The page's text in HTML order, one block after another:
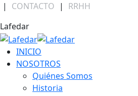
Skip
content
| CONTACTO |
RRHH
Facebook
page
opens
window
Linkedin
page
opens
window
Instagram
page
opens
window
Lafedar
INICIO
NOSOTROS
Quiénes Somos
Historia